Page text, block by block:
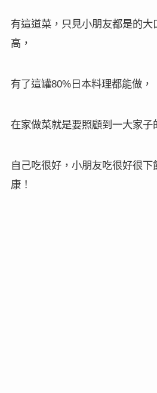
有這道菜，只見小朋友都是的
高，
有了這罐80%日本料理都能做，
在家做菜就是要照顧到一大家子
自己吃很好，小朋友吃很好很
康！